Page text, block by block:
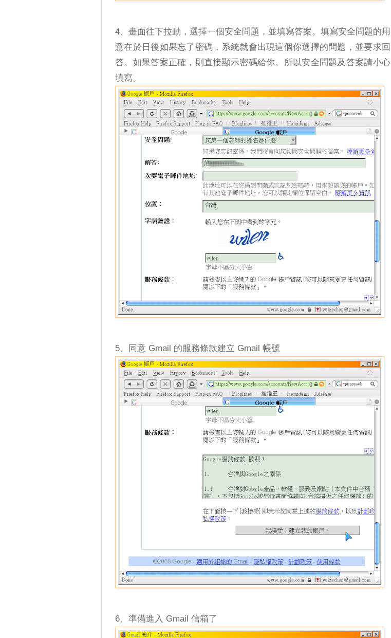
4、畫面往下拉動，選擇一個安全問題，並填寫答案。填寫安全問題的用
意在於日後如果忘了密碼，系統就會出現這個你選擇的問題，並要求回
答。如果答案正確，則直接顯示密碼給你。所以安全問題及答案請小心
填寫。
5、同意 Gmail 的服務條款建立 Gmail 帳號
6、準備進入 Gmail 信箱了